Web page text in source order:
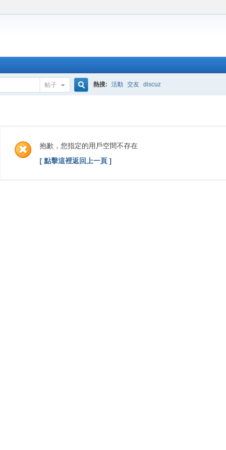
帖子
索
熱搜: 活動 交友 discuz
抱歉，您指定的用戶空間不存在
[ 點擊這裡返回上一頁 ]